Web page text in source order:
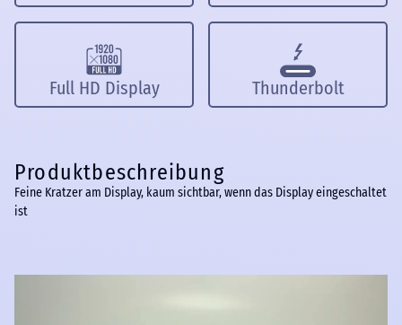
Full HD Display Thunderbolt
Produktbeschreibung
Feine Kratzer am Display, kaum sichtbar, wenn das Display eingeschaltet
ist